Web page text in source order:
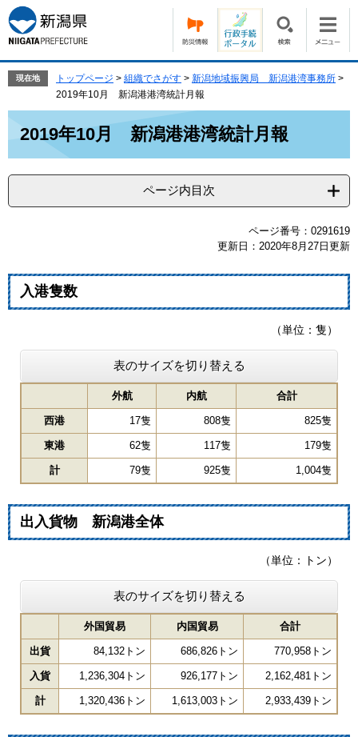
ー
ジ
の
で
ニ
ュ
ー
ば
本
文
現在地 トップページ > 組織でさがす > 新潟地域振興局 新潟港湾事務所 >
2019年10月 新潟港港湾統計月報
2019年10月 新潟港港湾統計月報
ページ内目次
ページ番号：0291619
更新日：2020年8月27日更新
入港隻数
（単位：隻）
表のサイズを切り替える
外航 内航 合計
西港 17隻 808隻 825隻
東港 62隻 117隻 179隻
計 79隻 925隻 1,004隻
出入貨物 新潟港全体
（単位：トン）
表のサイズを切り替える
外国貿易 内国貿易 合計
出貨 84,132トン 686,826トン 770,958トン
入貨 1,236,304トン 926,177トン 2,162,481トン
計 1,320,436トン 1,613,003トン 2,933,439トン